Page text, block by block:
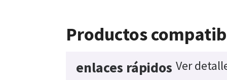
Productos
enlaces rápidos Ver